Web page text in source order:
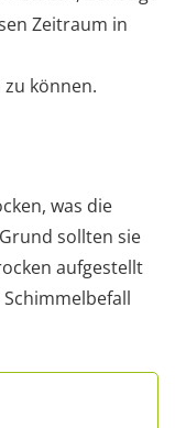
Zeitraum in
können.
was die
sollten sie
aufgestellt